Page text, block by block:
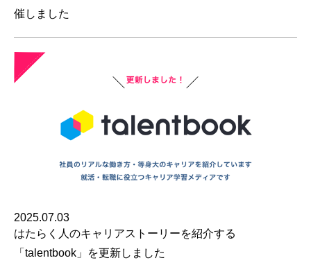
催しました
2025.07.03
はたらく人のキャリアストーリーを紹介する
「talentbook」を更新しました